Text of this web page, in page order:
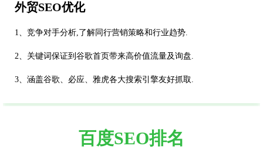
外贸SEO优化
1、竞争对手分析,了解同行营销策略和行业趋势.
2、关键词保证到谷歌首页带来高价值流量及询盘.
3、涵盖谷歌、必应、雅虎各大搜索引擎友好抓取.
百度SEO排名